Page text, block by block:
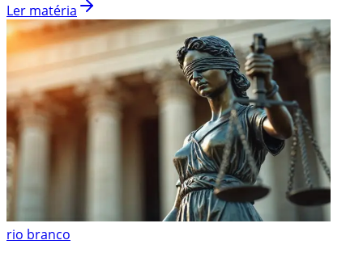
Ler matéria
rio branco